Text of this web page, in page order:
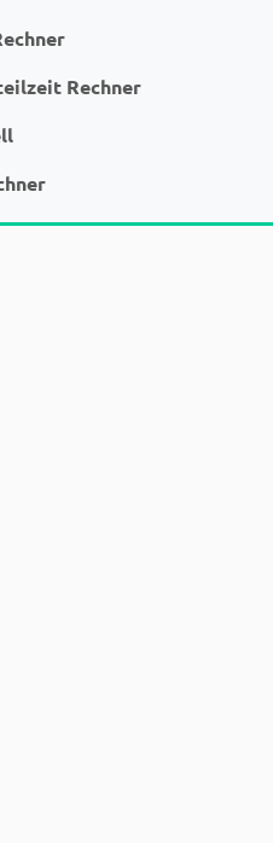
Rechner